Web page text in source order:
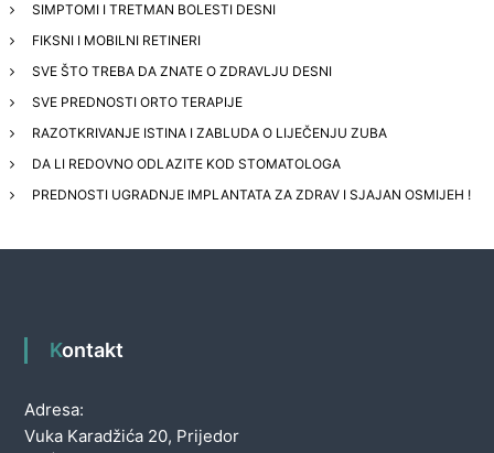
SIMPTOMI I TRETMAN BOLESTI DESNI
FIKSNI I MOBILNI RETINERI
SVE ŠTO TREBA DA ZNATE O ZDRAVLJU DESNI
SVE PREDNOSTI ORTO TERAPIJE
RAZOTKRIVANJE ISTINA I ZABLUDA O LIJEČENJU ZUBA
DA LI REDOVNO ODLAZITE KOD STOMATOLOGA
PREDNOSTI UGRADNJE IMPLANTATA ZA ZDRAV I SJAJAN OSMIJEH !
Kontakt
Adresa:
Vuka Karadžića 20, Prijedor